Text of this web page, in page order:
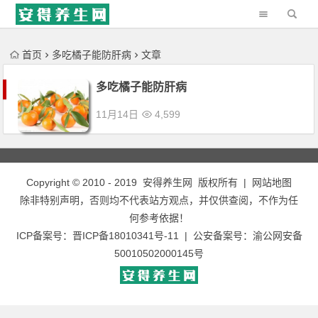
'); })();
首页 多吃橘子能防肝病 文章
多吃橘子能防肝病
11月14日 4,599
Copyright © 2010 - 2019 安得养生网 版权所有 |
网站地图
除非特别声明，否则均不代表站方观点，并仅供查阅，不作为任
何参考依据！
ICP备案号： 晋ICP备18010341号-11 | 公安备案号： 渝公网安备
50010502000145号